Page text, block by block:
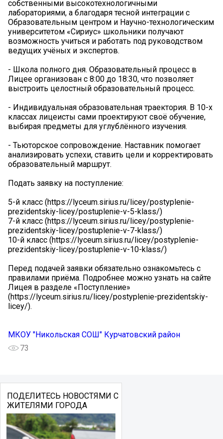
собственными высокотехнологичными
лабораториями, а благодаря тесной интеграции с
Образовательным центром и Научно-технологическим
университетом «Сириус» школьники получают
возможность учиться и работать под руководством
ведущих учёных и экспертов.
- Школа полного дня. Образовательный процесс в
Лицее организован с 8:00 до 18:30, что позволяет
выстроить целостный образовательный процесс.
- Индивидуальная образовательная траектория. В 10-х
классах лицеисты сами проектируют своё обучение,
выбирая предметы для углублённого изучения.
- Тьюторское сопровождение. Наставник помогает
анализировать успехи, ставить цели и корректировать
образовательный маршрут.
Подать заявку на поступление:
5-й класс (https://lyceum.sirius.ru/licey/postyplenie-
prezidentskiy-licey/postuplenie-v-5-klass/)
7-й класс (https://lyceum.sirius.ru/licey/postyplenie-
prezidentskiy-licey/postuplenie-v-7-klass/)
10-й класс (https://lyceum.sirius.ru/licey/postyplenie-
prezidentskiy-licey/postuplenie-v-10-klass/)
Перед подачей заявки обязательно ознакомьтесь с
правилами приёма. Подробнее можно узнать на сайте
Лицея в разделе «Поступление»
(https://lyceum.sirius.ru/licey/postyplenie-prezidentskiy-
licey/).
МКОУ "Никольская СОШ" Курчатовский район
73
ПОДЕЛИТЕСЬ НОВОСТЯМИ С
ЖИТЕЛЯМИ ГОРОДА